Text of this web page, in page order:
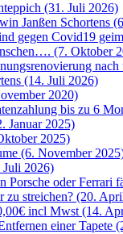
(31. Juli 2026)
Janßen Schortens
gegen Covid19
(7. Oktober
(14. Juli 2026)
2020)
bis zu 6
Januar 2025)
2025)
(6. November
Juli 2026)
Porsche oder Ferrari
zu streichen? (20.
incl Mwst (14.
einer Tapete